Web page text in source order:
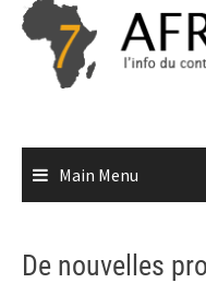
Skip
content
Main Menu
De nouvelles